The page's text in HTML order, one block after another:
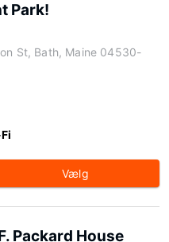
Park!
St, Bath, Maine 04530-
Vælg
Packard House